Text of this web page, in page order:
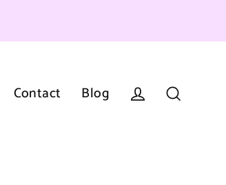
Contact Blog